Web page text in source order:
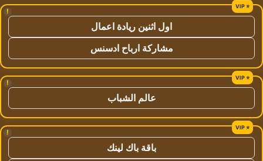
!
اول اثنين ريادة اعمال
مشاركة ارباح ادسنس
!
عالم الشباب
!
باقة باك لينك